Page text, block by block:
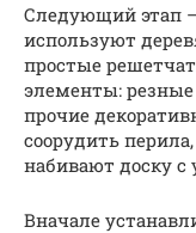
Следующий этап
используют
простые
элементы:
прочие
соорудить
набивают доску
Вначале